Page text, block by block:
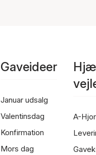
Gaveideer
Januar udsalg
Valentinsdag
Konfirmation
Mors dag
A-